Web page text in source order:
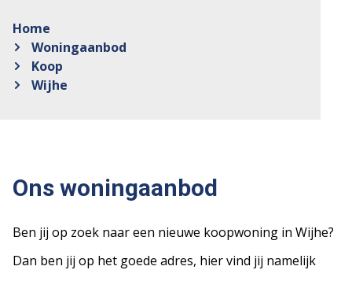
Home
Woningaanbod
Koop
Wijhe
Ons woningaanbod
Ben jij op zoek naar een nieuwe koopwoning in Wijhe?
Dan ben jij op het goede adres, hier vind jij namelijk